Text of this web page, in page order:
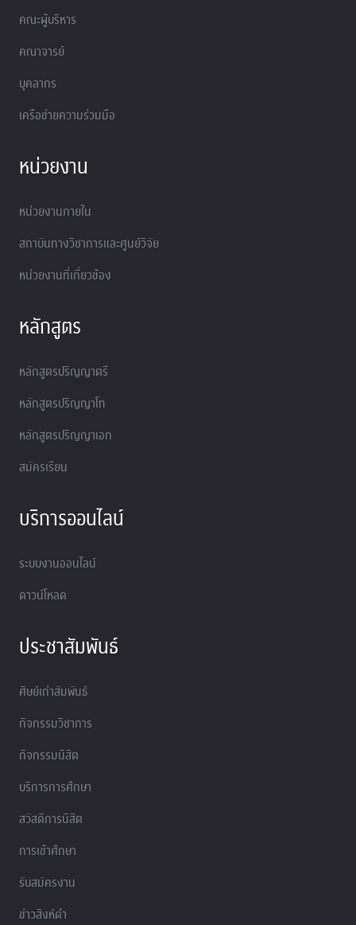
คณะผู้บริหาร
คณาจารย์
บุคลากร
เครือข่ายความร่วมมือ
หน่วยงาน
หน่วยงานภายใน
สถาบันทางวิชาการและศูนย์วิจัย
หน่วยงานที่เกี่ยวข้อง
หลักสูตร
หลักสูตรปริญญาตรี
หลักสูตรปริญญาโท
หลักสูตรปริญญาเอก
สมัครเรียน
บริการออนไลน์
ระบบงานออนไลน์
ดาวน์โหลด
ประชาสัมพันธ์
ศิษย์เก่าสัมพันธ์
กิจกรรมวิชาการ
กิจกรรมนิสิต
บริการการศึกษา
สวัสดิการนิสิต
การเข้าศึกษา
รับสมัครงาน
ข่าวสิงห์ดำ